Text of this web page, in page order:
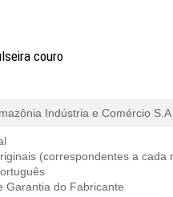
couro
Indústria e Comércio
(correspondentes a cada
Garantia do Fabricante